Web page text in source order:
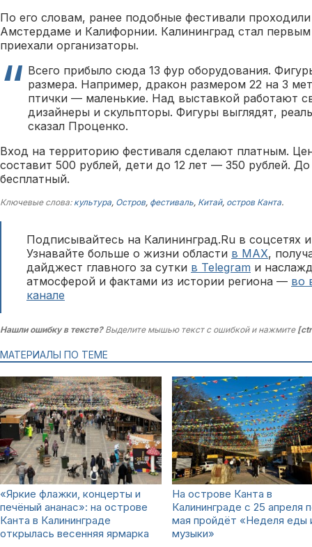
По его словам, ранее подобные фестивали
Амстердаме и Калифорнии. Калининград стал
приехали организаторы.
Всего прибыло сюда 13 фур оборудования.
размера. Например, дракон размером 22 на 3
птички — маленькие. Над выставкой работают
дизайнеры и скульпторы. Фигуры выглядят,
сказал Проценко.
Вход на территорию фестиваля сделают платным.
составит 500 рублей, дети до 12 лет — 350 рублей.
бесплатный.
Ключевые слова: культура, Остров, фестиваль, Китай, остров Канта.
Подписывайтесь на Калининград.Ru в соцсетях
Узнавайте больше о жизни области в MAX,
дайджест главного за сутки в Telegram и
атмосферой и фактами из истории региона — во
канале
Нашли ошибку в тексте?Выделите мышью текст с ошибкой и нажмите
МАТЕРИАЛЫ ПО ТЕМЕ
«Яркие флажки, концерты и
печёный ананас»: на острове
Канта в Калининграде
открылась весенняя ярмарка
На острове Канта в
Калининграде с 25 апреля
мая пройдёт «Неделя еды
музыки»